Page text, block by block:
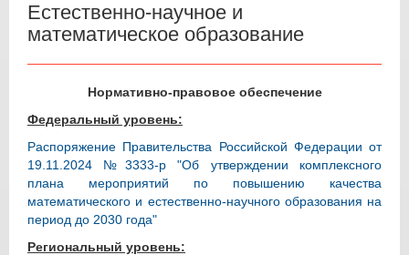
Естественно-научное и
математическое образование
Нормативно-правовое обеспечение
Федеральный уровень:
Распоряжение Правительства Российской Федерации от
19.11.2024 №3333-р "Об утверждении комплексного
плана мероприятий по повышению качества
математического и естественно-научного образования на
период до 2030 года"
Региональный уровень: